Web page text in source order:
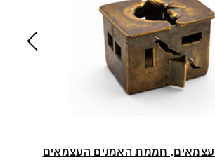
חממת האמנים העצמאים